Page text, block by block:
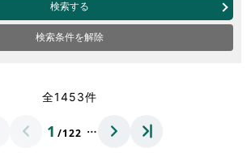
検索する
検索条件を解除
全1453件
1 /122 …